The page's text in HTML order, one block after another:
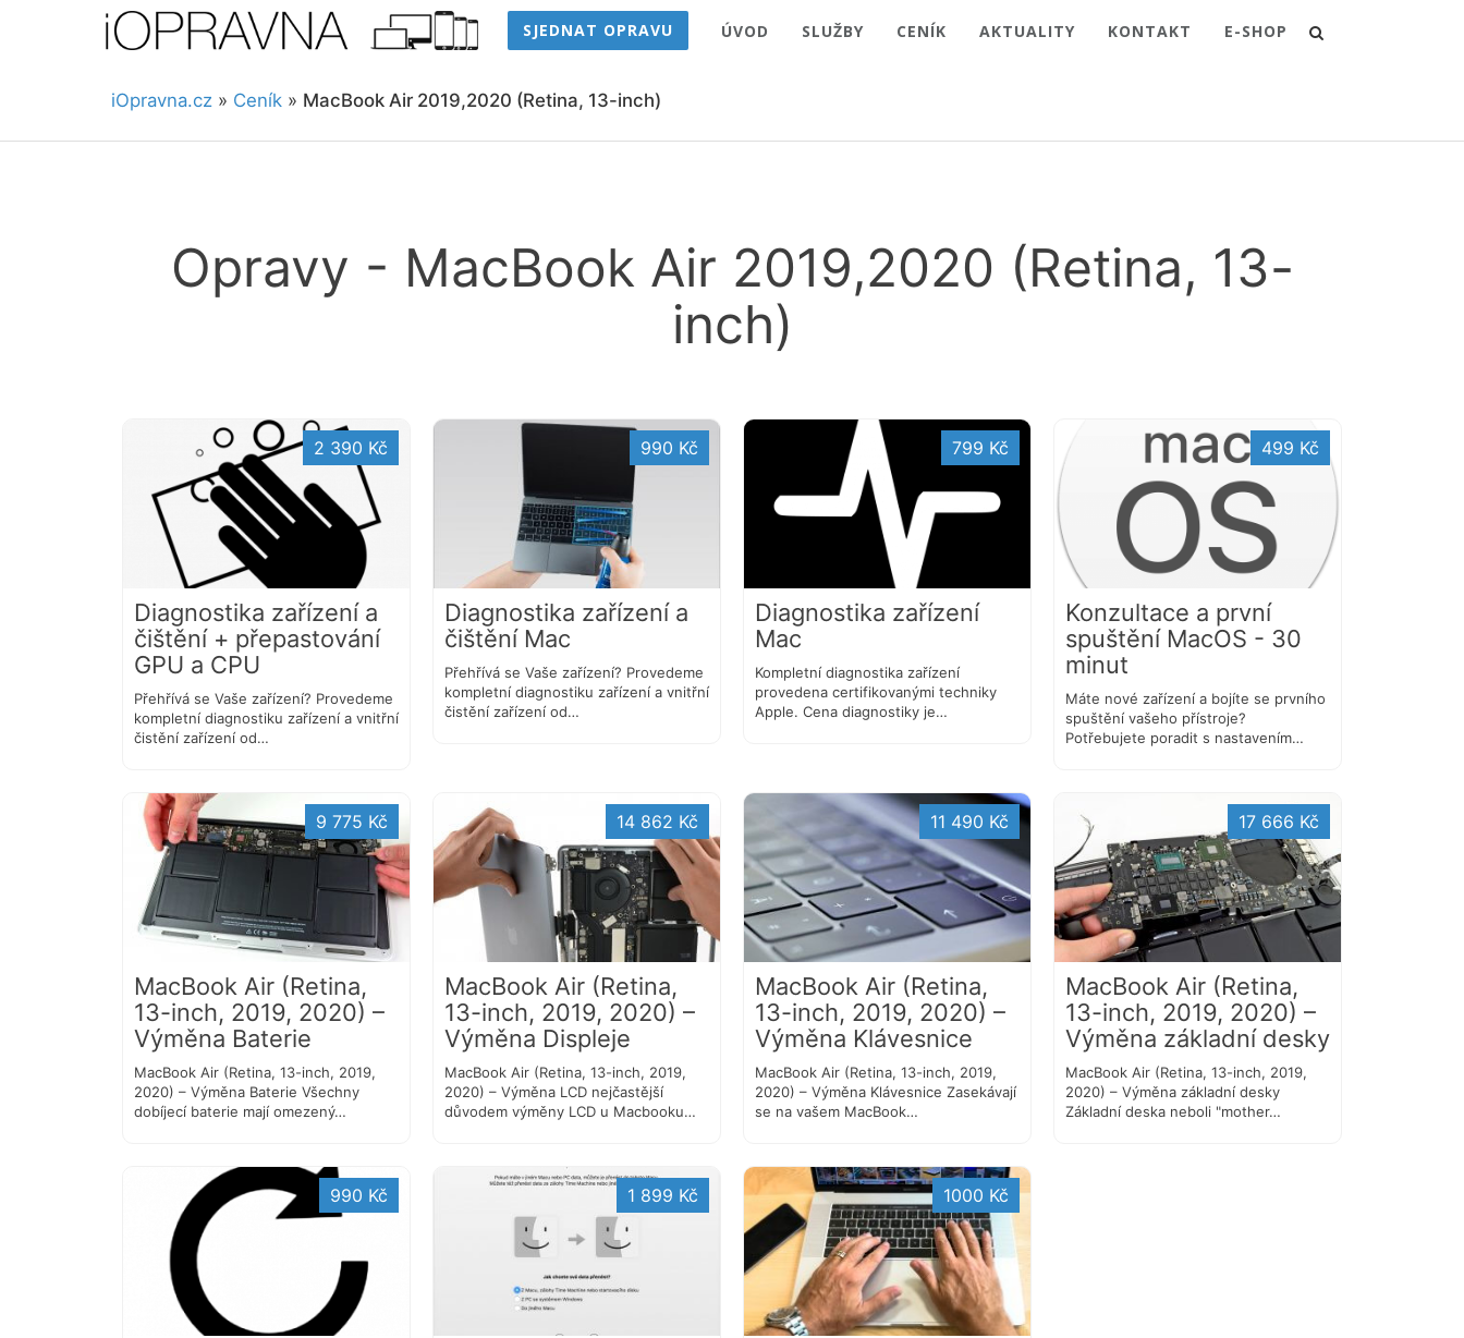
SJEDNAT OPRAVU ÚVOD SLUŽBY CENÍK AKTUALITY KONTAKT E-SHOP
iOpravna.cz » Ceník » MacBook Air 2019,2020 (Retina, 13-inch)
Opravy - MacBook Air 2019,2020 (Retina, 13-
inch)
Diagnostika zařízení a
čištění + přepastování
GPU a CPU
Přehřívá se Vaše zařízení? Provedeme
kompletní diagnostiku zařízení a vnitřní
čistění zařízení od…
2 390 Kč
Diagnostika zařízení a
čištění Mac
Přehřívá se Vaše zařízení? Provedeme
kompletní diagnostiku zařízení a vnitřní
čistění zařízení od…
990 Kč
Diagnostika zařízení
Mac
Kompletní diagnostika zařízení
provedena certifikovanými techniky
Apple. Cena diagnostiky je…
799 Kč
Konzultace a první
spuštění MacOS - 30
minut
Máte nové zařízení a bojíte se prvního
spuštění vašeho přístroje?
Potřebujete poradit s nastavením…
499 Kč
MacBook Air (Retina,
13-inch, 2019, 2020) –
Výměna Baterie
MacBook Air (Retina, 13-inch, 2019,
2020) – Výměna Baterie Všechny
dobíjecí baterie mají omezený…
9 775 Kč
MacBook Air (Retina,
13-inch, 2019, 2020) –
Výměna Displeje
MacBook Air (Retina, 13-inch, 2019,
2020) – Výměna LCD nejčastější
důvodem výměny LCD u Macbooku…
14 862 Kč
MacBook Air (Retina,
13-inch, 2019, 2020) –
Výměna Klávesnice
MacBook Air (Retina, 13-inch, 2019,
2020) – Výměna Klávesnice Zasekávají
se na vašem MacBook…
11 490 Kč
MacBook Air (Retina,
13-inch, 2019, 2020) –
Výměna základní desky
MacBook Air (Retina, 13-inch, 2019,
2020) – Výměna základní desky
Základní deska neboli "mother…
17 666 Kč
990 Kč 1 899 Kč 1000 Kč